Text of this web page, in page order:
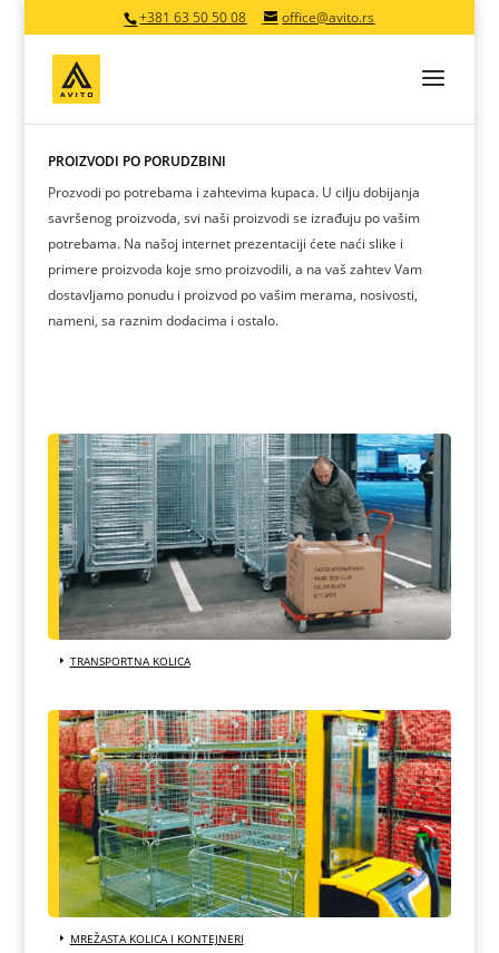
+381 63 50 50 08 office@avito.rs
PROIZVODI PO PORUDŽBINI
Prozvodi po potrebama i zahtevima kupaca. U cilju dobijanja
savršenog proizvoda, svi naši proizvodi se izrađuju po vašim
potrebama. Na našoj internet prezentaciji ćete naći slike i
primere proizvoda koje smo proizvodili, a na vaš zahtev Vam
dostavljamo ponudu i proizvod po vašim merama, nosivosti,
nameni, sa raznim dodacima i ostalo.
TRANSPORTNA KOLICA
MREŽASTA KOLICA I KONTEJNERI